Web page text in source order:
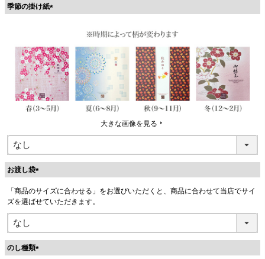
季節の掛け紙
)
大きな画像を見る
お渡し袋
必
須
)
「商品のサイズに合わせる」をお選びいただくと、商品に合わせて当店でサイ
ズを選ばせていただきます。
のし種類